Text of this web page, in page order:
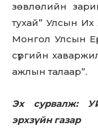
зөвлөлийн
тухай” Улсын
Монгол Улсын
сүргийн
ажлын талаар”.
Эх сурвалж:
эрхзүйн газар